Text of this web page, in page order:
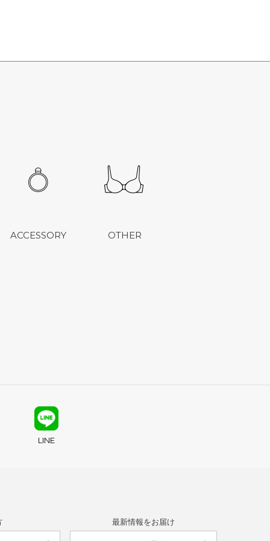
ACCESSORY OTHER
LINE
最新情報をお届け